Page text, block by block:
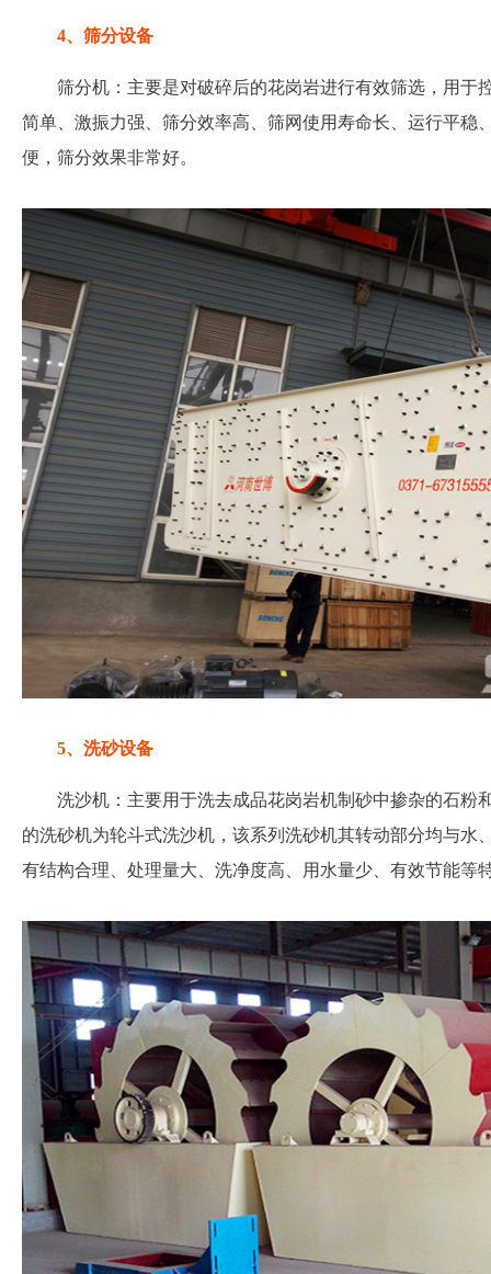
4、筛分设备
筛分机 ：主要是对破碎后的花岗岩进行有效筛选，用
简单、激振力强、筛分效率高、筛网使用寿命长、运行平稳
便，筛分效果非常好。
5、洗砂设备
洗沙机 ：主要用于洗去成品花岗岩机制砂中掺杂的石
的洗砂机为轮斗式洗沙机，该系列洗砂机其转动部分均与水
有结构合理、处理量大、洗净度高、用水量少、有效节能等